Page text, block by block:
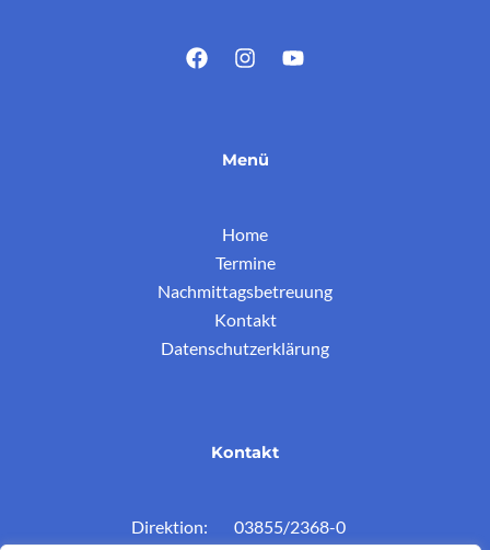
Menü
Home
Termine
Nachmittagsbetreuung
Kontakt
Datenschutzerklärung
Kontakt
Direktion: 03855/2368-0